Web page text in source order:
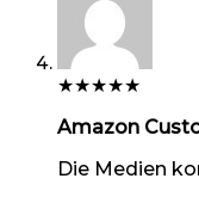
★★★★★
Amazon
Die Medien